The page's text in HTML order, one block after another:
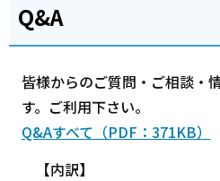
Q&A
皆様からのご質問・ご相談・
す。ご利用下さい。
Q&Aすべて（PDF：371KB）
【内訳】